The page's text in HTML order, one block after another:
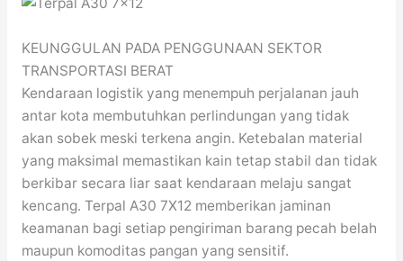
KEUNGGULAN PADA PENGGUNAAN SEKTOR
TRANSPORTASI BERAT
Kendaraan logistik yang menempuh perjalanan jauh
antar kota membutuhkan perlindungan yang tidak
akan sobek meski terkena angin. Ketebalan material
yang maksimal memastikan kain tetap stabil dan tidak
berkibar secara liar saat kendaraan melaju sangat
kencang. Terpal A30 7X12 memberikan jaminan
keamanan bagi setiap pengiriman barang pecah belah
maupun komoditas pangan yang sensitif.